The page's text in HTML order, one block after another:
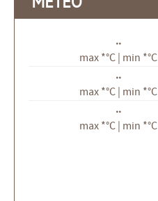
..
max *°C | min *°C
..
max *°C | min *°C
..
max *°C | min *°C